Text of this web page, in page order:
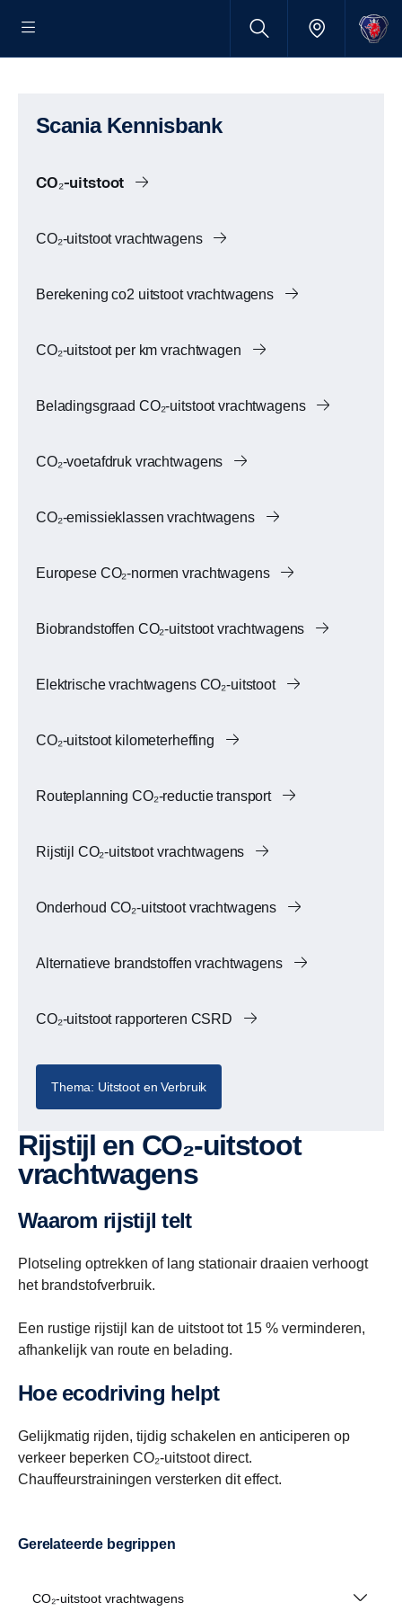
Scania Kennisbank
CO₂-uitstoot
CO₂-uitstoot vrachtwagens
Berekening co2 uitstoot vrachtwagens
CO₂-uitstoot per km vrachtwagen
Beladingsgraad CO₂-uitstoot vrachtwagens
CO₂-voetafdruk vrachtwagens
CO₂-emissieklassen vrachtwagens
Europese CO₂-normen vrachtwagens
Biobrandstoffen CO₂-uitstoot vrachtwagens
Elektrische vrachtwagens CO₂-uitstoot
CO₂-uitstoot kilometerheffing
Routeplanning CO₂-reductie transport
Rijstijl CO₂-uitstoot vrachtwagens
Onderhoud CO₂-uitstoot vrachtwagens
Alternatieve brandstoffen vrachtwagens
CO₂-uitstoot rapporteren CSRD
Thema: Uitstoot en Verbruik
Rijstijl en CO₂-uitstoot
vrachtwagens
Waarom rijstijl telt
Plotseling optrekken of lang stationair draaien verhoogt
het brandstofverbruik.
Een rustige rijstijl kan de uitstoot tot 15 % verminderen,
afhankelijk van route en belading.
Hoe ecodriving helpt
Gelijkmatig rijden, tijdig schakelen en anticiperen op
verkeer beperken CO₂-uitstoot direct.
Chauffeurstrainingen versterken dit effect.
Gerelateerde begrippen
CO₂-uitstoot vrachtwagens